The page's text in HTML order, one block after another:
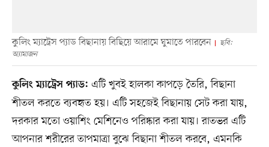
কুলিং ম্যাট্রেস প্যাড বিছানায় বিছিয়ে আরামে ঘুমাতে পারবেন
ছবি:
অ্যামাজন
কুলিং ম্যাট্রেস প্যাড: এটি খুবই হালকা কাপড়ে তৈরি, বিছানা
শীতল করতে ব্যবহৃত হয়। এটি সহজেই বিছানায় সেট করা যায়,
দরকার মতো ওয়াশিং মেশিনেও পরিষ্কার করা যায়। রাতভর এটি
আপনার শরীরের তাপমাত্রা বুঝে বিছানা শীতল করবে, এমনকি